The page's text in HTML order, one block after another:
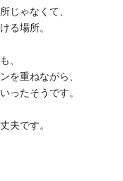
じゃなくて、
る場所。
、
を重ねながら、
ったそうです。
夫です。